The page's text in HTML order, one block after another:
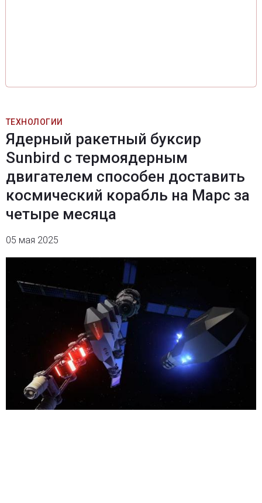
ТЕХНОЛОГИИ
Ядерный ракетный буксир
Sunbird с термоядерным
двигателем способен доставить
космический корабль на Марс за
четыре месяца
05 мая 2025